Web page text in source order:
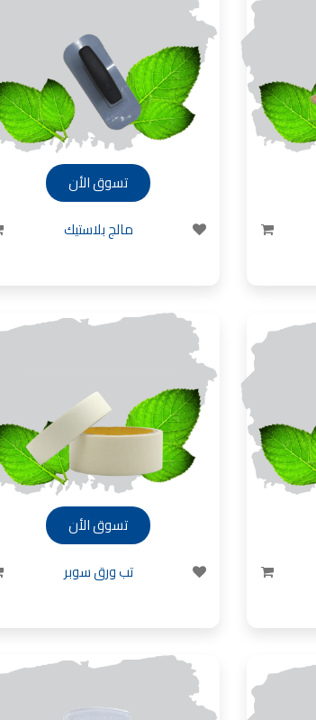
تسوق الأن
مالج بلاستيك
تسوق الأن
تب ورق سوبر